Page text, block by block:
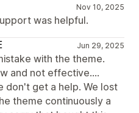
Nov 10, 2025
was helpful.
Jun 29, 2025
with the theme.
and not effective....
don't get a help. We lost
theme continuously a